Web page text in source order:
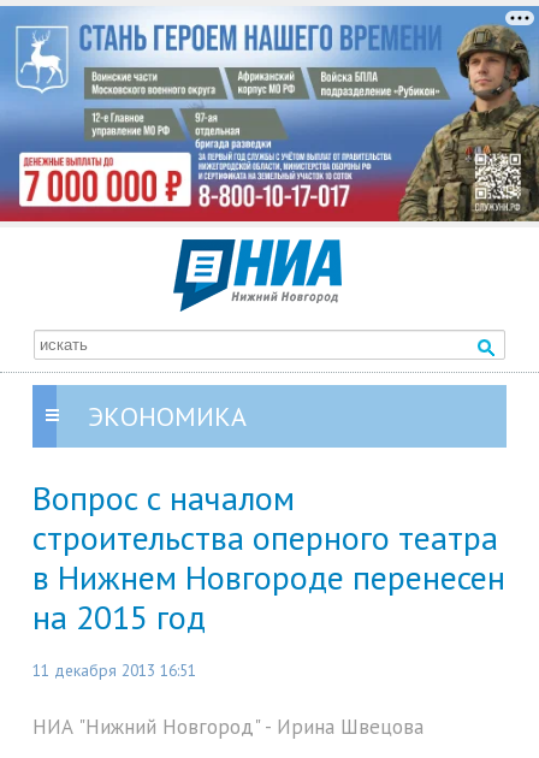
ЭКОНОМИКА
Вопрос с началом
строительства оперного театра
в Нижнем Новгороде перенесен
на 2015 год
11 декабря 2013 16:51
НИА "Нижний Новгород" - Ирина Швецова